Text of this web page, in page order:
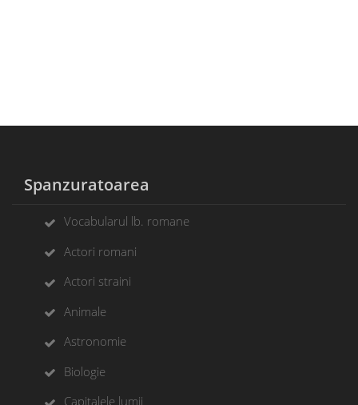
Spanzuratoarea
Vocabularul lb. romane
Actori romani
Actori straini
Animale
Astronomie
Biologie
Capitalele lumii